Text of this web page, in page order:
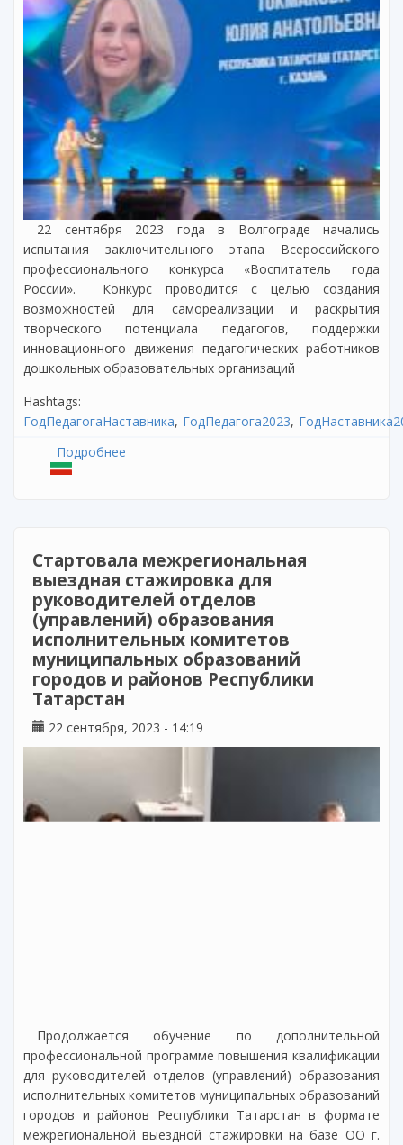
22 сентября 2023 года в Волгограде начались
испытания заключительного этапа Всероссийского
профессионального конкурса «Воспитатель года
России». Конкурс проводится с целью создания
возможностей для самореализации и раскрытия
творческого потенциала педагогов, поддержки
инновационного движения педагогических работников
дошкольных образовательных организаций
Hashtags:
ГодПедагогаНаставника ГодПедагога2023
Подробнее
Стартовала межрегиональная
выездная стажировка для
руководителей отделов
(управлений) образования
исполнительных комитетов
муниципальных образований
городов и районов Республики
Татарстан
22 сентября, 2023 - 14:19
Продолжается обучение по дополнительной
профессиональной программе повышения квалификации
для руководителей отделов (управлений) образования
исполнительных комитетов муниципальных образований
городов и районов Республики Татарстан в формате
межрегиональной выездной стажировки на базе ОО г.